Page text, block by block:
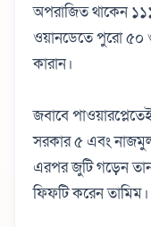
অপরাজিত থাকেন ১১১
ওয়ানডেতে পুরো ৫০
কারান।
জবাবে
সরকার ৫ এবং
এরপর জুটি গড়েন
ফিফটি করেন তামিম।